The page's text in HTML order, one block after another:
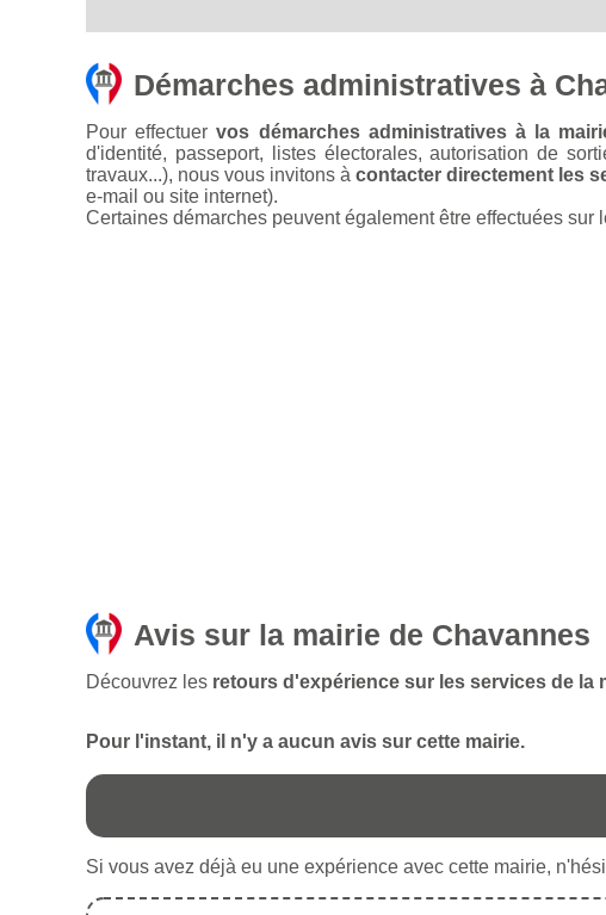
Démarches administratives à
Pour effectuervos démarches administratives à la
d'identité, passeport, listes électorales, autorisation de
travaux...), nous vous invitons à contacter directement les
e-mail ou site internet).
Certaines démarches peuvent également être effectuées
Avis sur la mairie de Chavannes
Découvrez les retours d'expérience sur les services de la
Pour l'instant, il n'y a aucun avis sur cette mairie.
Si vous avez déjà eu une expérience avec cette mairie,